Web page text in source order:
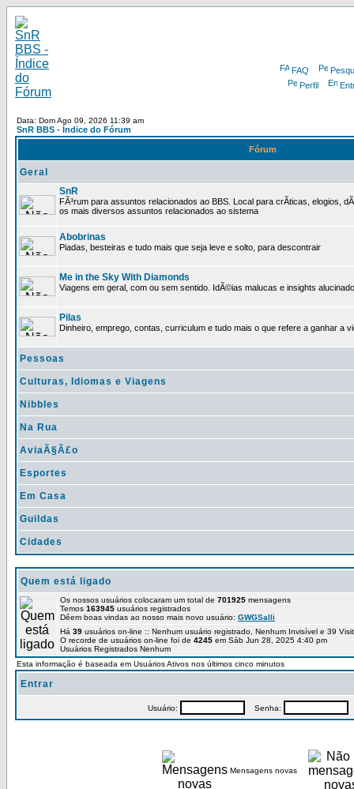
FAQ
Perfil
Data: Dom Ago 09, 2026 11:39 am
SnR BBS - Índice do Fórum
Fórum
Geral
SnR
FÃ³rum para assuntos relacionados ao BBS. Local para crÃ­ticas, elogios,
os mais diversos assuntos relacionados ao sistema
Abobrinas
Piadas, besteiras e tudo mais que seja leve e solto, para descontrair
Me in the Sky With Diamonds
Viagens em geral, com ou sem sentido. IdÃ©ias malucas e insights
Pilas
Dinheiro, emprego, contas, curriculum e tudo mais o que refere a ganhar a
Pessoas
Culturas, Idiomas e Viagens
Nibbles
Na Rua
AviaÃ§Ã£o
Esportes
Em Casa
Guildas
Cidades
Quem está ligado
Os nossos usuários colocaram um total de 701925 mensagens
Temos 163945 usuários registrados
Dêem boas vindas ao nosso mais novo usuário: GWGSalli
Há 39 usuários on-line :: Nenhum usuário registrado, Nenhum Invisível e 39
O recorde de usuários on-line foi de 4245 em Sáb Jun 28, 2025 4:40 pm
Usuários Registrados Nenhum
Esta informação é baseada em Usuários Ativos nos últimos cinco minutos
Entrar
Usuário: Senha:
Mensagens novas